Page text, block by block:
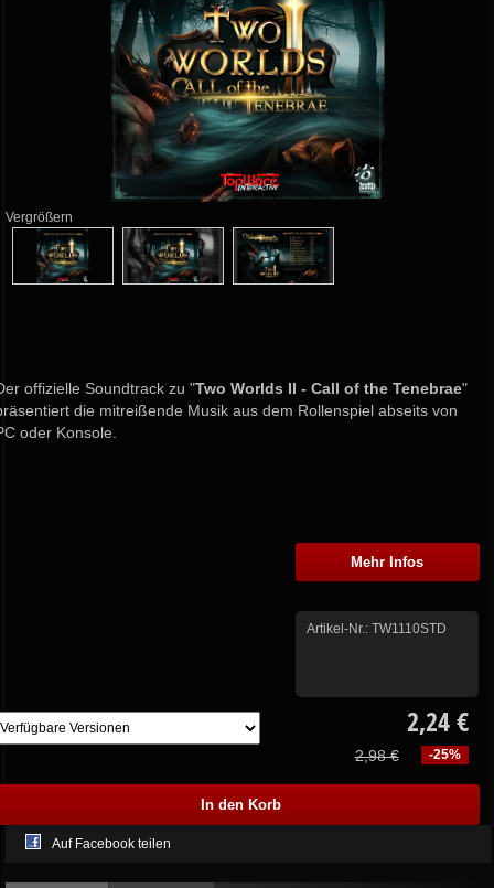
Vergrößern
offizielle Soundtrack zu "Two Worlds II - Call of the Tenebrae"
die mitreißende Musik aus dem Rollenspiel abseits von
oder Konsole.
Mehr Infos
Artikel-Nr.: TW1110STD
2,24 €
-25%
2,98 €
Auf Facebook teilen